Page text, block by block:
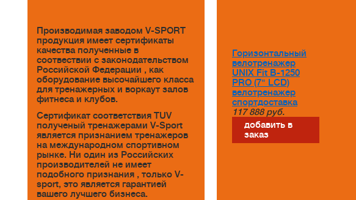
Производимая заводом V-SPORT
продукция имеет сертификаты
качества полученные в
соотвествии с законодательством
Российской Федерации , как
оборудование высочайшего класса
для тренажерных и воркаут залов
фитнеса и клубов.
Сертификат соответствия TUV
полученый тренажерами V-Sport
является признанием тренажеров
на международном спортивном
рынке. Ни один из Российских
производителей не имеет
подобного признания , только V-
sport, это является гарантией
вашего лучшего бизнеса.
Горизонтальный
велотренажер
UNIX Fit B-1250
PRO (7" LCD)
велотренажер
спортдоставка
117 888 руб.
добавить в
заказ